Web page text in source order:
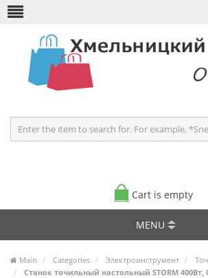
Cart is empty
MENU
Main Categories Электроинструмент
Станок точильный настольный STORM 400Вт,